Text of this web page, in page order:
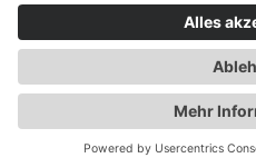
© 2026 WohnBW